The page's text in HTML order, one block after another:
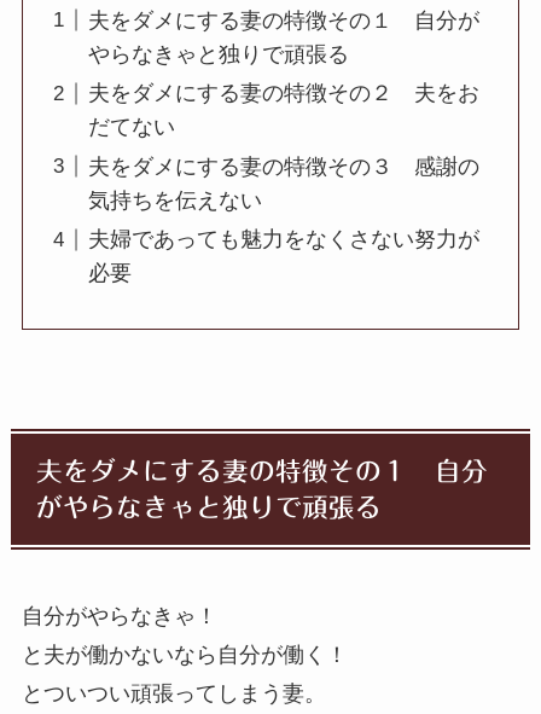
夫をダメにする妻の特徴その１ 自分が
やらなきゃと独りで頑張る
夫をダメにする妻の特徴その２ 夫をお
だてない
夫をダメにする妻の特徴その３ 感謝の
気持ちを伝えない
夫婦であっても魅力をなくさない努力が
必要
夫をダメにする妻の特徴その１ 自分
がやらなきゃと独りで頑張る
自分がやらなきゃ！
と夫が働かないなら自分が働く！
とついつい頑張ってしまう妻。